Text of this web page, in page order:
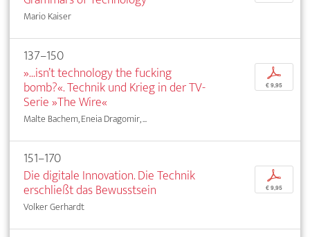
Mario Kaiser
137–150
»...isn’t technology the fucking
bomb?«. Technik und Krieg in der TV-
Serie »The Wire«
Malte Bachem, Eneia Dragomir, ...
p
€ 9,95
151–170
Die digitale Innovation. Die Technik
erschließt das Bewusstsein
Volker Gerhardt
p
€ 9,95